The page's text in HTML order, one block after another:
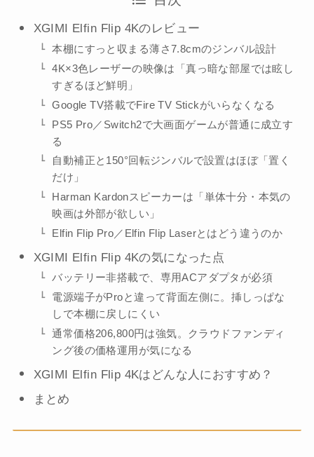
XGIMI Elfin Flip 4Kのレビュー
本棚にすっと収まる薄さ7.8cmのジンバル設計
4K×3色レーザーの映像は「真っ暗な部屋では眩し
すぎるほど鮮明」
Google TV搭載でFire TV Stickがいらなくなる
PS5 Pro／Switch2で大画面ゲームが普通に成立す
る
自動補正と150°回転ジンバルで設置はほぼ「置く
だけ」
Harman Kardonスピーカーは「単体十分・本気の
映画は外部が欲しい」
Elfin Flip Pro／Elfin Flip Laserとはどう違うのか
XGIMI Elfin Flip 4Kの気になった点
バッテリー非搭載で、専用ACアダプタが必須
電源端子がProと違って背面左側に。挿しっぱな
しで本棚に戻しにくい
通常価格206,800円は強気。クラウドファンディ
ング後の価格運用が気になる
XGIMI Elfin Flip 4Kはどんな人におすすめ？
まとめ